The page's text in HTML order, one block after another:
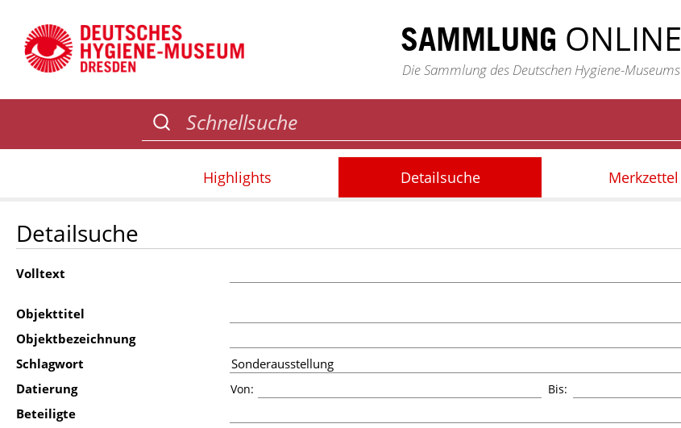
SAMMLUNG ONLINE
Die Sammlung des Deutschen Hygiene-Museums
Highlights Detailsuche Merkzettel
Detailsuche
Volltext
Objekttitel
Objektbezeichnung
Schlagwort
Datierung
Von: Bis:
Beteiligte